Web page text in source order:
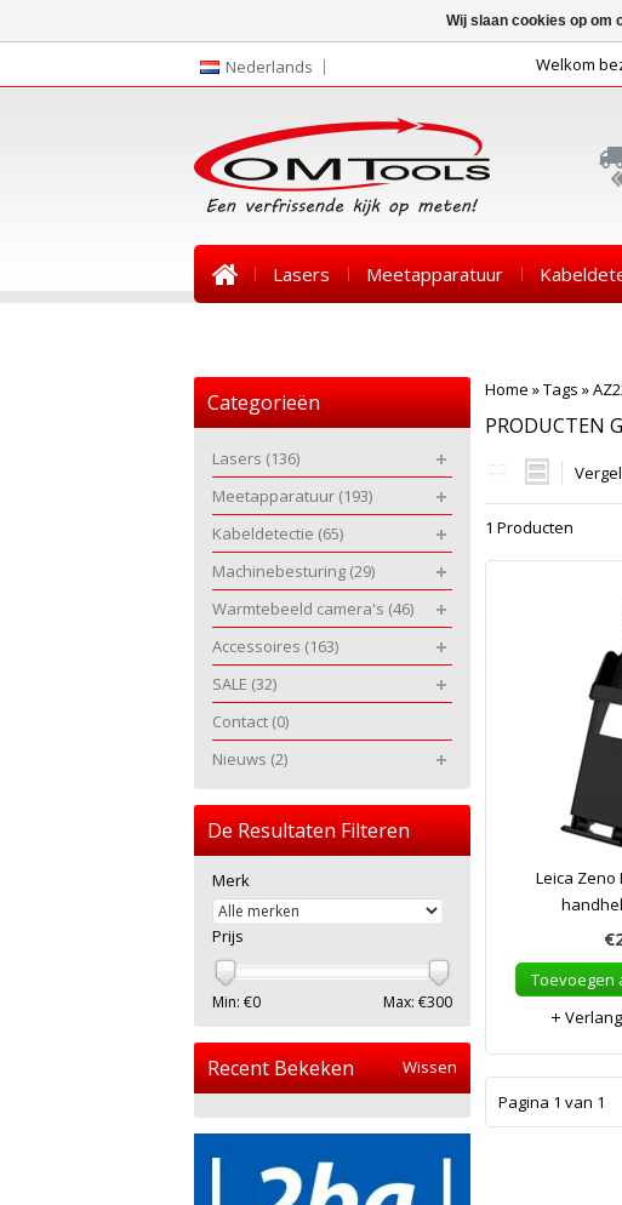
Nederlands Welkom
Lasers Meetapparatuur
Home »Tags »
PRODUCTEN
1 Producten
Leica Zeno
Toevoegen
Pagina 1 van 1
Categorieën
Lasers (136)
Meetapparatuur (193)
Kabeldetectie (65)
Machinebesturing (29)
Warmtebeeld camera's (46)
Accessoires (163)
SALE (32)
Contact (0)
Nieuws (2)
De Resultaten Filteren
Merk
Prijs
Min: €0 Max: €300
Recent Bekeken Wissen
Wij slaan cookies op om